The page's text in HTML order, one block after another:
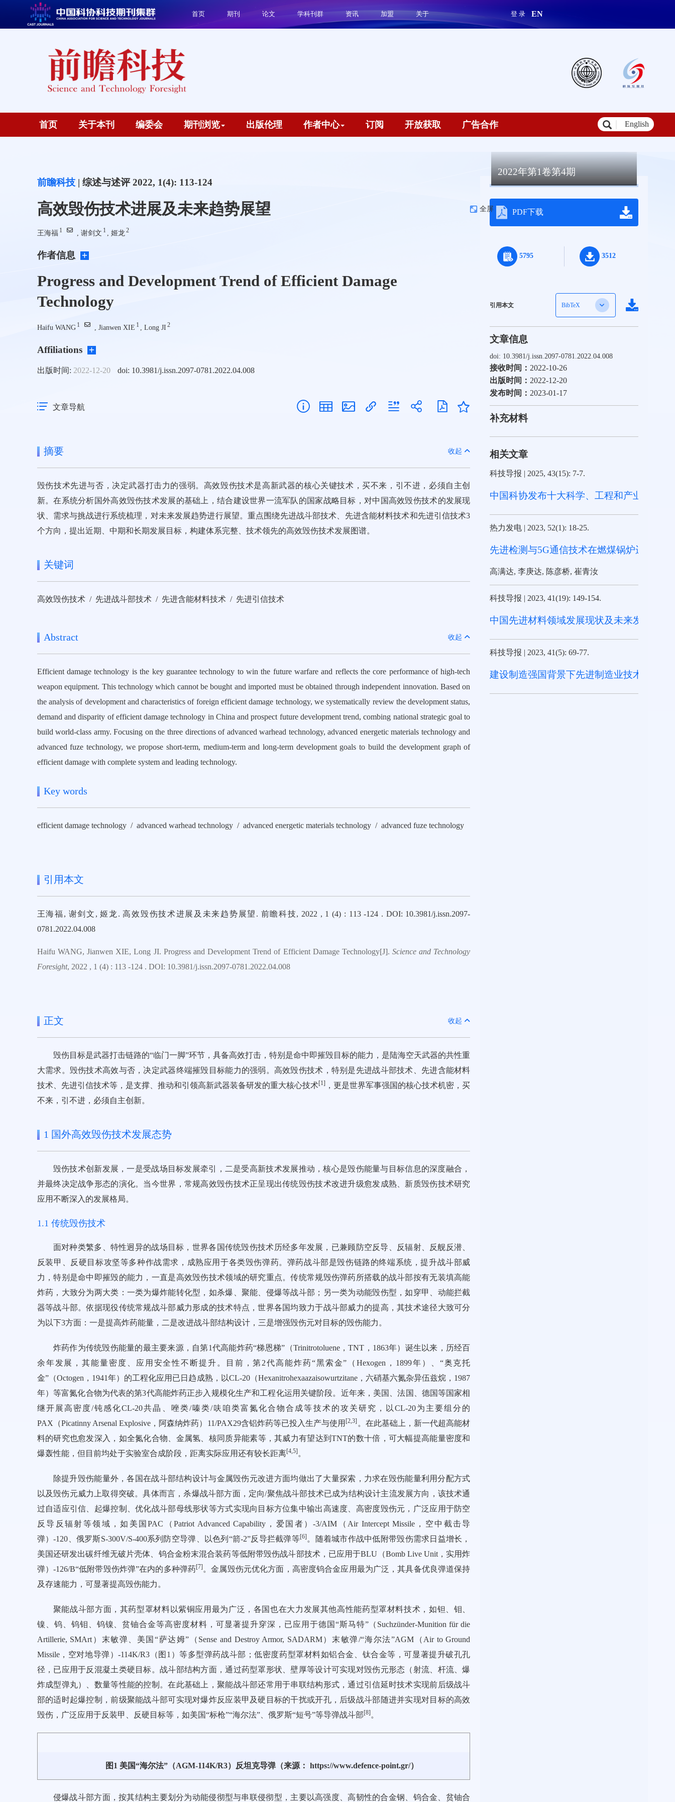
首页 期刊 论文 学科刊群 资讯 加盟 关于 登 录 EN
首页 关于本刊 编委会 期刊浏览 出版伦理 作者中心 订阅 开放获取 广告合作 English
前瞻科技 | 综述与述评 2022, 1(4): 113-124
高效毁伤技术进展及未来趋势展望 全屏
王海福 1 , 谢剑文 1 , 姬龙2
作者信息
Progress and Development Trend of Efficient Damage
Technology
Haifu WANG 1 , Jianwen XIE 1 , Long JI 2
Affiliations
出版时间: 2022-12-20 doi: 10.3981/j.issn.2097-0781.2022.04.008
文章导航
摘要 收起
毁伤技术先进与否，决定武器打击力的强弱。高效毁伤技术是高新武器的核心关键技术，买不来，引不进，必须自主创
新。在系统分析国外高效毁伤技术发展的基础上，结合建设世界一流军队的国家战略目标，对中国高效毁伤技术的发展现
状、需求与挑战进行系统梳理，对未来发展趋势进行展望。重点围绕先进战斗部技术、先进含能材料技术和先进引信技术3
个方向，提出近期、中期和长期发展目标，构建体系完整、技术领先的高效毁伤技术发展图谱。
关键词
高效毁伤技术 / 先进战斗部技术 / 先进含能材料技术 / 先进引信技术
Abstract 收起
Efficient damage technology is the key guarantee technology to win the future warfare and reflects the core performance of high-tech
weapon equipment. This technology which cannot be bought and imported must be obtained through independent innovation. Based on
the analysis of development and characteristics of foreign efficient damage technology, we systematically review the development status,
demand and disparity of efficient damage technology in China and prospect future development trend, combing national strategic goal to
build world-class army. Focusing on the three directions of advanced warhead technology, advanced energetic materials technology and
advanced fuze technology, we propose short-term, medium-term and long-term development goals to build the development graph of
efficient damage with complete system and leading technology.
Key words
efficient damage technology / advanced warhead technology / advanced energetic materials technology / advanced fuze technology
引用本文
王海福, 谢剑文, 姬龙. 高效毁伤技术进展及未来趋势展望. 前瞻科技, 2022 , 1 (4) : 113 -124 . DOI: 10.3981/j.issn.2097-
0781.2022.04.008
Haifu WANG, Jianwen XIE, Long JI. Progress and Development Trend of Efficient Damage Technology[J].Science and Technology
Foresight, 2022 , 1 (4) : 113 -124 . DOI: 10.3981/j.issn.2097-0781.2022.04.008
正文 收起
毁伤目标是武器打击链路的“临门一脚”环节，具备高效打击，特别是命中即摧毁目标的能力，是陆海空天武器的共性重
大需求。毁伤技术高效与否，决定武器终端摧毁目标能力的强弱。高效毁伤技术，特别是先进战斗部技术、先进含能材料
技术、先进引信技术等，是支撑、推动和引领高新武器装备研发的重大核心技术[1] ，更是世界军事强国的核心技术机密，买
不来，引不进，必须自主创新。
1 国外高效毁伤技术发展态势
毁伤技术创新发展，一是受战场目标发展牵引，二是受高新技术发展推动，核心是毁伤能量与目标信息的深度融合，
并最终决定战争形态的演化。当今世界，常规高效毁伤技术正呈现出传统毁伤技术改进升级愈发成熟、新质毁伤技术研究
应用不断深入的发展格局。
1.1 传统毁伤技术
面对种类繁多、特性迥异的战场目标，世界各国传统毁伤技术历经多年发展，已兼顾防空反导、反辐射、反舰反潜、
反装甲、反硬目标攻坚等多种作战需求，成熟应用于各类毁伤弹药。弹药战斗部是毁伤链路的终端系统，提升战斗部威
力，特别是命中即摧毁的能力，一直是高效毁伤技术领域的研究重点。传统常规毁伤弹药所搭载的战斗部按有无装填高能
炸药，大致分为两大类：一类为爆炸能转化型，如杀爆、聚能、侵爆等战斗部；另一类为动能毁伤型，如穿甲、动能拦截
器等战斗部。依据现役传统常规战斗部威力形成的技术特点，世界各国均致力于战斗部威力的提高，其技术途径大致可分
为以下3方面：一是提高炸药能量，二是改进战斗部结构设计，三是增强毁伤元对目标的毁伤能力。
炸药作为传统毁伤能量的最主要来源，自第1代高能炸药“梯恩梯”（Trinitrotoluene，TNT，1863年）诞生以来，历经百
余年发展，其能量密度、应用安全性不断提升。目前，第2代高能炸药“黑索金”（Hexogen，1899年）、“奥克托
金”（Octogen，1941年）的工程化应用已日趋成熟，以CL-20（Hexanitrohexaazaisowurtzitane，六硝基六氮杂异伍兹烷，1987
年）等富氮化合物为代表的第3代高能炸药正步入规模化生产和工程化运用关键阶段。近年来，美国、法国、德国等国家相
继开展高密度/钝感化CL-20共晶、唑类/嗪类/呋咱类富氮化合物合成等技术的攻关研究，以CL-20为主要组分的
PAX（Picatinny Arsenal Explosive，阿森纳炸药）11/PAX29含铝炸药等已投入生产与使用 [2,3] 。在此基础上，新一代超高能材
料的研究也愈发深入，如全氮化合物、金属氢、核同质异能素等，其威力有望达到TNT的数十倍，可大幅提高能量密度和
爆轰性能，但目前均处于实验室合成阶段，距离实际应用还有较长距离[4,5] 。
除提升毁伤能量外，各国在战斗部结构设计与金属毁伤元改进方面均做出了大量探索，力求在毁伤能量利用分配方式
以及毁伤元威力上取得突破。具体而言，杀爆战斗部方面，定向/聚焦战斗部技术已成为结构设计主流发展方向，该技术通
过自适应引信、起爆控制、优化战斗部母线形状等方式实现向目标方位集中输出高速度、高密度毁伤元，广泛应用于防空
反导反辐射等领域，如美国PAC（Patriot Advanced Capability，爱国者）-3/AIM（Air Intercept Missile，空中截击导
弹）-120、俄罗斯S-300V/S-400系列防空导弹、以色列“箭-2”反导拦截弹等[6] 。随着城市作战中低附带毁伤需求日益增长，
美国还研发出碳纤维无破片壳体、钨合金粉末混合装药等低附带毁伤战斗部技术，已应用于BLU（Bomb Live Unit，实用炸
弹）-126/B“低附带毁伤炸弹”在内的多种弹药[7] 。金属毁伤元优化方面，高密度钨合金应用最为广泛，其具备优良弹道保持
及存速能力，可显著提高毁伤能力。
聚能战斗部方面，其药型罩材料以紫铜应用最为广泛，各国也在大力发展其他高性能药型罩材料技术，如钽、钼、
镍、钨、钨钼、钨镍、贫铀合金等高密度材料，可显著提升穿深，已应用于德国“斯马特”（Suchzünder-Munition für die
Artillerie, SMArt）末敏弹、美国“萨达姆”（Sense and Destroy Armor, SADARM）末敏弹/“海尔法”AGM（Air to Ground
Missile，空对地导弹）-114K/R3（ 图1 ）等多型弹药战斗部；低密度药型罩材料如铝合金、钛合金等，可显著提升破孔孔
径，已应用于反混凝土类硬目标。战斗部结构方面，通过药型罩形状、壁厚等设计可实现对毁伤元形态（射流、杆流、爆
炸成型弹丸）、数量等性能的控制。在此基础上，聚能战斗部还常用于串联结构形式，通过引信延时技术实现前后级战斗
部的适时起爆控制，前级聚能战斗部可实现对爆炸反应装甲及硬目标的干扰或开孔，后级战斗部随进并实现对目标的高效
毁伤，广泛应用于反装甲、反硬目标等，如美国“标枪”“海尔法”、俄罗斯“短号”等导弹战斗部[8] 。
图1 美国“海尔法”（AGM-114K/R3）反坦克导弹（来源： https://www.defence-point.gr/）
侵爆战斗部方面，按其结构主要划分为动能侵彻型与串联侵彻型，主要以高强度、高韧性的合金钢、钨合金、贫铀合
2022年第1卷第4期
PDF下载
5795 3512
引用本文 BibTeX
文章信息
doi: 10.3981/j.issn.2097-0781.2022.04.008
接收时间： 2022-10-26
出版时间： 2022-12-20
发布时间： 2023-01-17
补充材料
相关文章
科技导报 | 2025, 43(15): 7-7.
中国科协发布十大科学、工程和产业技术难
热力发电 | 2023, 52(1): 18-25.
先进检测与5G通信技术在燃煤锅炉运行监
高满达, 李庚达, 陈彦桥, 崔青汝
科技导报 | 2023, 41(19): 149-154.
中国先进材料领域发展现状及未来发展战略
科技导报 | 2023, 41(5): 69-77.
建设制造强国背景下先进制造业技术与产业